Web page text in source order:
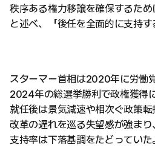
秩序ある権力移譲を確保するため
と述べ、「後任を全面的に支持す
スターマー首相は2020年に労働
2024年の総選挙勝利で政権獲得
就任後は景気減速や相次ぐ政策転
改革の遅れを巡る失望感が強まり
支持率は下落基調をたどっていた